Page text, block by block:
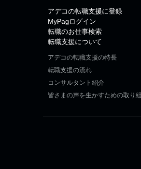
アデコの転職支援に登録
MyPagログイン
転職のお仕事検索
転職支援について
アデコの転職支援の特長
転職支援の流れ
コンサルタント紹介
皆さまの声を生かすための取り